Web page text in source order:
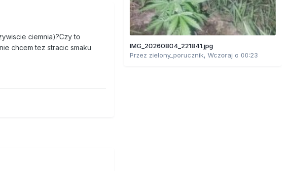
ciemnia)?Czy to
chcem tez stracic smaku
IMG_20260804_221841.jpg
Przez zielony_porucznik, Wczoraj o 00:23